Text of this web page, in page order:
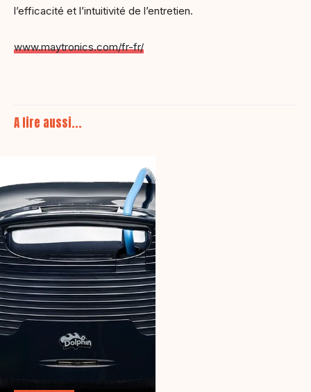
l’efficacité et l’intuitivité de l’entretien.
www.maytronics.com/fr-fr/
A lire aussi...